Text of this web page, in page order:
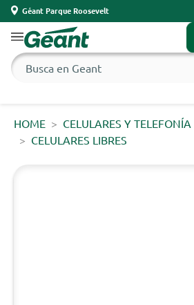
Géant Parque Roosevelt
HOME
CELULARES Y TELEFONÍA
CELULARES LIBRES